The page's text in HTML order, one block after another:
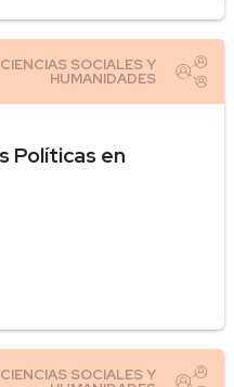
Políticas en